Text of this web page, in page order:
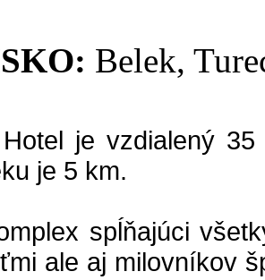
Belek,
Hotel je vzdialený
je 5 km.
spĺňajúci
ale aj milovníkov